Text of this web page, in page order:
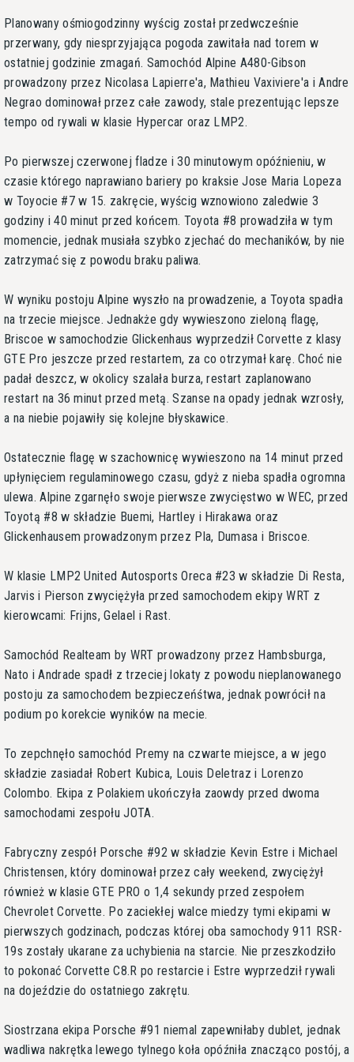
Planowany ośmiogodzinny wyścig został przedwcześnie
przerwany, gdy niesprzyjająca pogoda zawitała nad torem w
ostatniej godzinie zmagań. Samochód Alpine A480-Gibson
prowadzony przez Nicolasa Lapierre'a, Mathieu Vaxiviere'a i Andre
Negrao dominował przez całe zawody, stale prezentując lepsze
tempo od rywali w klasie Hypercar oraz LMP2.
Po pierwszej czerwonej fladze i 30 minutowym opóźnieniu, w
czasie którego naprawiano bariery po kraksie Jose Maria Lopeza
w Toyocie #7 w 15. zakręcie, wyścig wznowiono zaledwie 3
godziny i 40 minut przed końcem. Toyota #8 prowadziła w tym
momencie, jednak musiała szybko zjechać do mechaników, by nie
zatrzymać się z powodu braku paliwa.
W wyniku postoju Alpine wyszło na prowadzenie, a Toyota spadła
na trzecie miejsce. Jednakże gdy wywieszono zieloną flagę,
Briscoe w samochodzie Glickenhaus wyprzedził Corvette z klasy
GTE Pro jeszcze przed restartem, za co otrzymał karę. Choć nie
padał deszcz, w okolicy szalała burza, restart zaplanowano
restart na 36 minut przed metą. Szanse na opady jednak wzrosły,
a na niebie pojawiły się kolejne błyskawice.
Ostatecznie flagę w szachownicę wywieszono na 14 minut przed
upłynięciem regulaminowego czasu, gdyż z nieba spadła ogromna
ulewa. Alpine zgarnęło swoje pierwsze zwycięstwo w WEC, przed
Toyotą #8 w składzie Buemi, Hartley i Hirakawa oraz
Glickenhausem prowadzonym przez Pla, Dumasa i Briscoe.
W klasie LMP2 United Autosports Oreca #23 w składzie Di Resta,
Jarvis i Pierson zwyciężyła przed samochodem ekipy WRT z
kierowcami: Frijns, Gelael i Rast.
Samochód Realteam by WRT prowadzony przez Hambsburga,
Nato i Andrade spadł z trzeciej lokaty z powodu nieplanowanego
postoju za samochodem bezpieczeńśtwa, jednak powrócił na
podium po korekcie wyników na mecie.
To zepchnęło samochód Premy na czwarte miejsce, a w jego
składzie zasiadał Robert Kubica, Louis Deletraz i Lorenzo
Colombo. Ekipa z Polakiem ukończyła zaowdy przed dwoma
samochodami zespołu JOTA.
Fabryczny zespół Porsche #92 w składzie Kevin Estre i Michael
Christensen, który dominował przez cały weekend, zwyciężył
również w klasie GTE PRO o 1,4 sekundy przed zespołem
Chevrolet Corvette. Po zaciekłej walce miedzy tymi ekipami w
pierwszych godzinach, podczas której oba samochody 911 RSR-
19s zostały ukarane za uchybienia na starcie. Nie przeszkodziło
to pokonać Corvette C8.R po restarcie i Estre wyprzedził rywali
na dojeździe do ostatniego zakrętu.
Siostrzana ekipa Porsche #91 niemal zapewniłaby dublet, jednak
wadliwa nakrętka lewego tylnego koła opóźniła znacząco postój, a